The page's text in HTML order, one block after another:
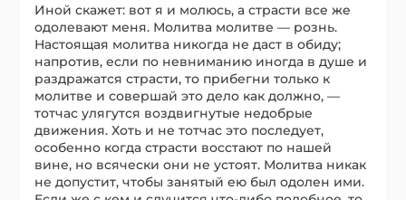
Иной скажет: вот я и молюсь, а страсти все же
одолевают меня. Молитва молитве — рознь.
Настоящая молитва никогда не даст в обиду;
напротив, если по невниманию иногда в душе и
раздражатся страсти, то прибегни только к
молитве и совершай это дело как должно, —
тотчас улягутся воздвигнутые недобрые
движения. Хоть и не тотчас это последует,
особенно когда страсти восстают по нашей
вине, но всячески они не устоят. Молитва никак
не допустит, чтобы занятый ею был одолен ими.